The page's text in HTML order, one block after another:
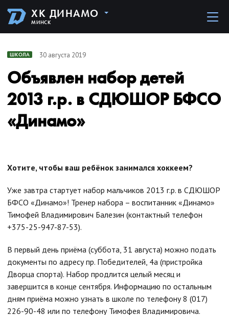
ХК ДИНАМО
МИНСК
ШКОЛА 30 августа 2019
Объявлен набор детей
2013 г.р. в СДЮШОР БФСО
«Динамо»
Хотите, чтобы ваш ребёнок занимался хоккеем?
Уже завтра стартует набор мальчиков 2013 г.р. в СДЮШОР
БФСО «Динамо»! Тренер набора – воспитанник «Динамо»
Тимофей Владимирович Балезин (контактный телефон
+375-25-947-87-53).
В первый день приёма (суббота, 31 августа) можно подать
документы по адресу пр. Победителей, 4а (пристройка
Дворца спорта). Набор продлится целый месяц и
завершится в конце сентября. Информацию по остальным
дням приёма можно узнать в школе по телефону 8 (017)
226-90-48 или по телефону Тимофея Владимировича.